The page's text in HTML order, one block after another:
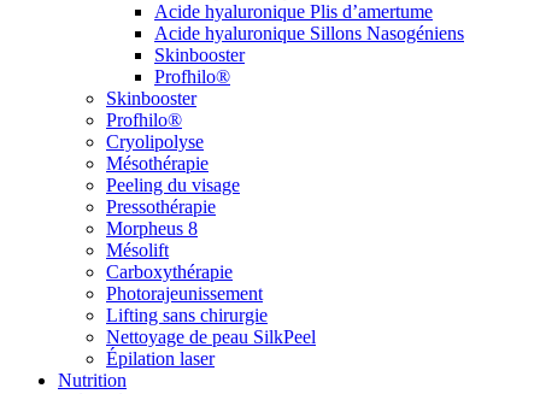
Acide hyaluronique Plis d’amertume
Acide hyaluronique Sillons Nasogéniens
Skinbooster
Profhilo®
Skinbooster
Profhilo®
Cryolipolyse
Mésothérapie
Peeling du visage
Pressothérapie
Morpheus 8
Mésolift
Carboxythérapie
Photorajeunissement
Lifting sans chirurgie
Nettoyage de peau SilkPeel
Épilation laser
Nutrition